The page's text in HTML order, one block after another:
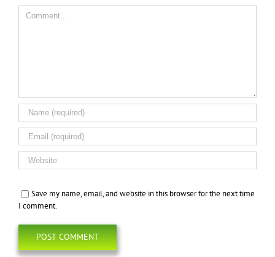
Comment
Save my name, email, and website in this browser for the next time
I comment.